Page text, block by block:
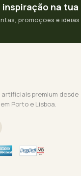
inspiração na
promoções e
premium desde
Porto e Lisboa.